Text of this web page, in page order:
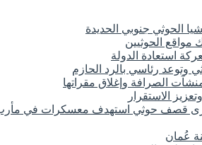
الحوثي جنوبي الحديدة
الحوثيين
استعادة الدولة
رئاسي بالرد الحازم
الصرافة وإغلاق مقراتها
الاستقرار
جرى قصف حوثي استهدف معسكرات في
عُمان